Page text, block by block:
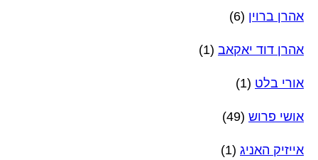
אהרן ברוין (6)
אהרן דוד יאקאב (1)
אורי בלט (1)
אושי פרוש (49)
אייזיק האניג (1)